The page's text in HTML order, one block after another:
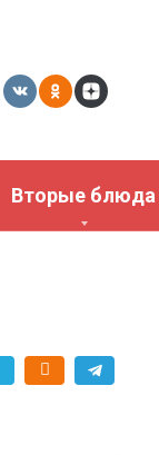
Вторые блюда